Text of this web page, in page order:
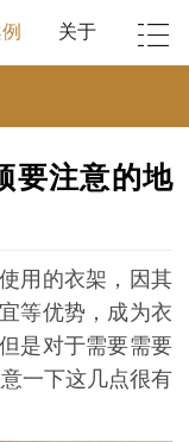
关于
要注意的地
用的衣架，因其
等优势，成为衣
是对于需要需要
一下这几点很有